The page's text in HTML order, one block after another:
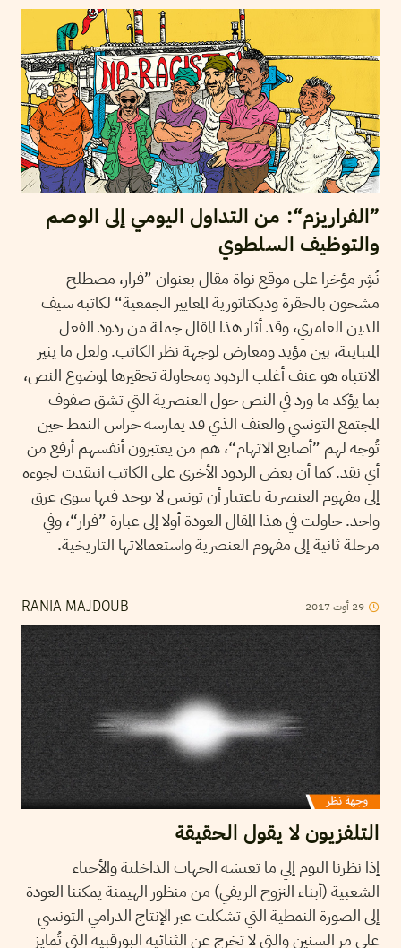
”الفراريزم“: من التداول اليومي إلى الوصم
والتوظيف السلطوي
نُشِر مؤخرا على موقع نواة مقال بعنوان ”فرار، مصطلح
مشحون بالحقرة وديكتاتورية المعايير الجمعية“ لكاتبه سيف
الدين العامري، وقد أثار هذا المقال جملة من ردود الفعل
المتباينة، بين مؤيد ومعارض لوجهة نظر الكاتب. ولعل ما يثير
الانتباه هو عنف أغلب الردود ومحاولة تحقيرها لموضوع النص،
بما يؤكد ما ورد في النص حول العنصرية التي تشق صفوف
المجتمع التونسي والعنف الذي قد يمارسه حراس النمط حين
تُوجه لهم ”أصابع الاتهام“، هم من يعتبرون أنفسهم أرفع من
أي نقد. كما أن بعض الردود الأخرى على الكاتب انتقدت لجوءه
إلى مفهوم العنصرية باعتبار أن تونس لا يوجد فيها سوى عرق
واحد. حاولت في هذا المقال العودة أولا إلى عبارة ”فرار“، وفي
مرحلة ثانية إلى مفهوم العنصرية واستعمالاتها التاريخية.
RANIA MAJDOUB 29 أوت2017
التلفزيون لا يقول الحقيقة
إذا نظرنا اليوم إلي ما تعيشه الجهات الداخلية والأحياء
الشعبية (أبناء النزوح الريفي) من منظور الهيمنة يمكننا العودة
إلى الصورة النمطية التي تشكلت عبر الإنتاج الدرامي التونسي
على مر السنين والتي لا تخرج عن الثنائية البورقبية التي تُمايز